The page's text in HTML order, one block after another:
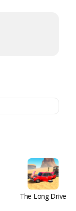
The Long Drive